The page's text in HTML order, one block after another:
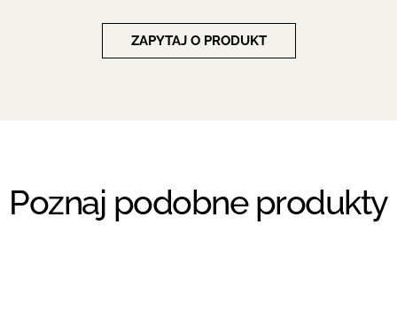
ZAPYTAJ O PRODUKT
Poznaj podobne produkty